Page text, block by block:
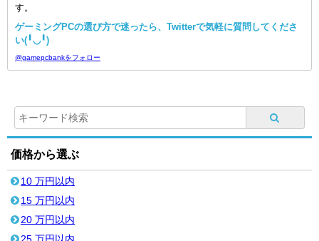
す。
ゲーミングPCの選び方で迷ったら、Twitterで気軽に質問してくださ
い(╹◡╹)
@gamepcbankをフォロー
価格から選ぶ
10 万円以内
15 万円以内
20 万円以内